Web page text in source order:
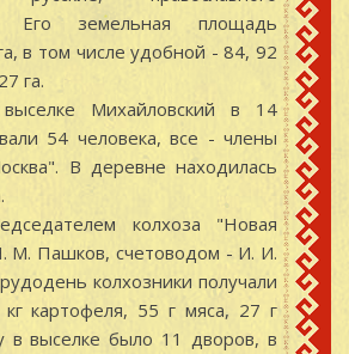
Его земельная площадь
в том числе удобной - 84, 92
га.
Михайловский в 14
54 человека, все - члены
В деревне находилась
колхоза "Новая
М. Пашков, счетоводом - И. И.
колхозники получали
картофеля, 55 г мяса, 27 г
в выселке было 11 дворов, в